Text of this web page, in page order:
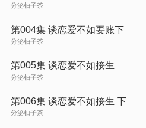
分泌柚子茶
第004集 谈恋爱不如要账下
分泌柚子茶
第005集 谈恋爱不如接生
分泌柚子茶
第006集 谈恋爱不如接生 下
分泌柚子茶